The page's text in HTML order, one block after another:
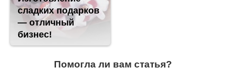
сладких подарков
— отличный
бизнес!
Помогла ли вам статья?